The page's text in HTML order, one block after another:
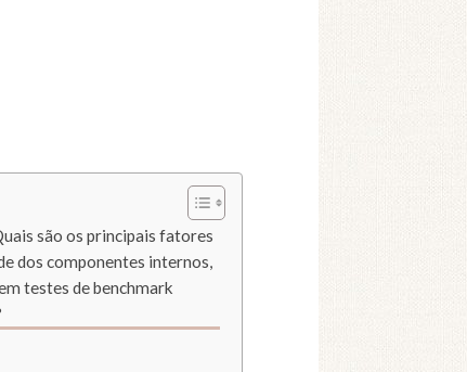
são os principais fatores
dos componentes internos,
testes de benchmark